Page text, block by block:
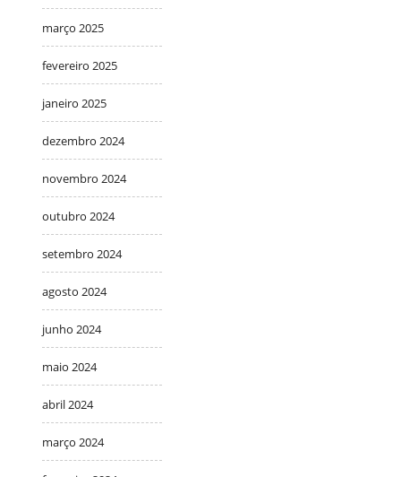
março 2025
fevereiro 2025
janeiro 2025
dezembro 2024
novembro 2024
outubro 2024
setembro 2024
agosto 2024
junho 2024
maio 2024
abril 2024
março 2024